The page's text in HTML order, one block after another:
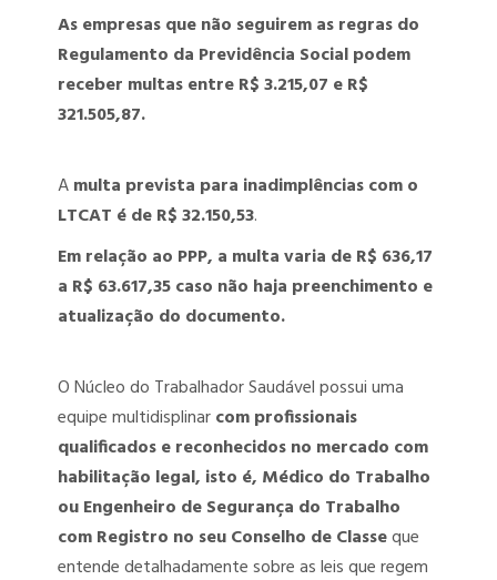
As empresas que não seguirem as regras do
Regulamento da Previdência Social podem
receber multas entre R$ 3.215,07 e R$
321.505,87.
Amulta prevista para inadimplências com o
LTCAT é de R$ 32.150,53.
Em relação ao PPP, a multa varia de R$ 636,17
a R$ 63.617,35 caso não haja preenchimento e
atualização do documento.
O Núcleo do Trabalhador Saudável possui uma
equipe multidisplinarcom profissionais
qualificados e reconhecidos no mercado com
habilitação legal, isto é, Médico do Trabalho
ou Engenheiro de Segurança do Trabalho
com Registro no seu Conselho de Classeque
entende detalhadamente sobre as leis que regem